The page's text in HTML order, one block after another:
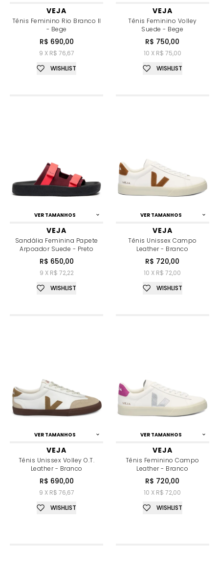
VEJA
Tênis Feminino Rio Branco II
- Bege
R$ 690,00
9 X R$ 76,67
WISHLIST
VEJA
Tênis Feminino Volley
Suede - Bege
R$ 750,00
10 X R$ 75,00
WISHLIST
VER TAMANHOS
VEJA
Sandália Feminina Papete
Arpoador Suede - Preto
R$ 650,00
9 X R$ 72,22
WISHLIST
VER TAMANHOS
VEJA
Tênis Unissex Campo
Leather - Branco
R$ 720,00
10 X R$ 72,00
WISHLIST
VER TAMANHOS
VEJA
Tênis Unissex Volley O.T.
Leather - Branco
R$ 690,00
9 X R$ 76,67
WISHLIST
VER TAMANHOS
VEJA
Tênis Feminino Campo
Leather - Branco
R$ 720,00
10 X R$ 72,00
WISHLIST